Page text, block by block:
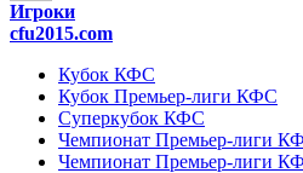
Игроки
cfu2015.com
Кубок КФС
Кубок Премьер-лиги КФС
Суперкубок КФС
Чемпионат Премьер-лиги
Чемпионат Премьер-лиги